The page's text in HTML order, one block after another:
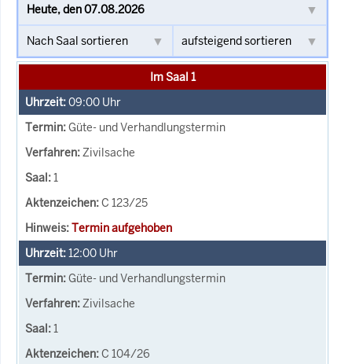
Im Saal 1
09:00 Uhr
Güte- und Verhandlungstermin
Zivilsache
1
C 123/25
Termin aufgehoben
12:00 Uhr
Güte- und Verhandlungstermin
Zivilsache
1
C 104/26